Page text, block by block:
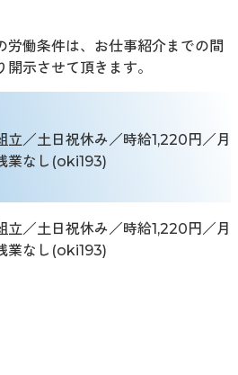
働条件は、お仕事紹介までの間
示させて頂きます。
立／土日祝休み／時給1,220円／月
業なし(oki193)
立／土日祝休み／時給1,220円／月
業なし(oki193)